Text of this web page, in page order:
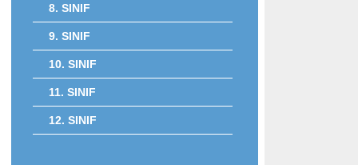
8. SINIF
9. SINIF
10. SINIF
11. SINIF
12. SINIF